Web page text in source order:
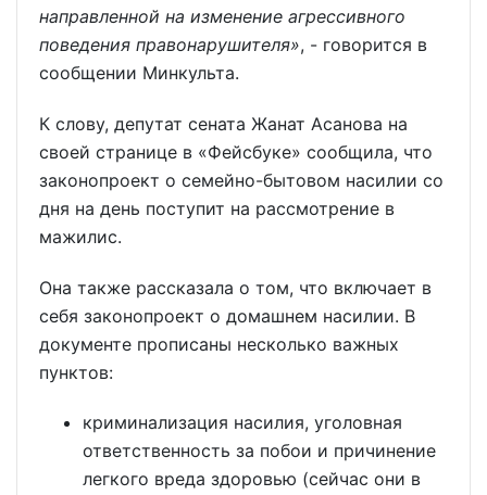
направленной на изменение агрессивного
поведения правонарушителя», - говорится в
сообщении Минкульта.
К слову, депутат сената Жанат Асанова на
своей странице в «Фейсбуке» сообщила, что
законопроект о семейно-бытовом насилии со
дня на день поступит на рассмотрение в
мажилис.
Она также рассказала о том, что включает в
себя законопроект о домашнем насилии. В
документе прописаны несколько важных
пунктов:
криминализация насилия, уголовная
ответственность за побои и причинение
легкого вреда здоровью (сейчас они в